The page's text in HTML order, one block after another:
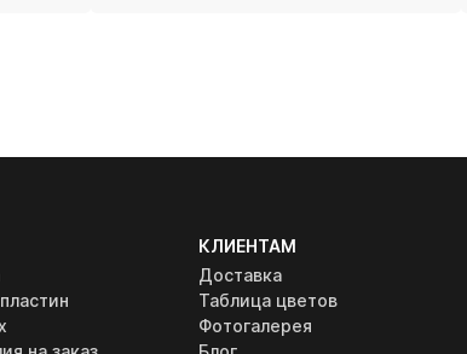
КЛИЕНТАМ
Доставка
Таблица цветов
Фотогалерея